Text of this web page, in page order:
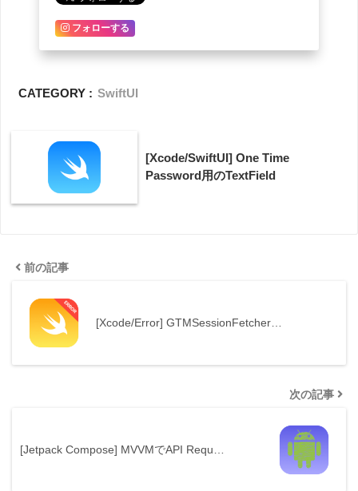
フォローする
CATEGORY : SwiftUI
[Xcode/SwiftUI] One Time
Password用のTextField
前の記事
[Xcode/Error] GTMSessionFetcher…
次の記事
[Jetpack Compose] MVVMでAPI Requ…